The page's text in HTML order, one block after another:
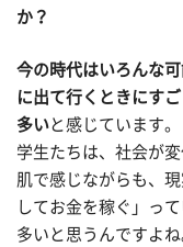
か？
今の時代はいろんな
に出て行くときにす
多いと感じています。
学生たちは、社会が
肌で感じながらも、
してお金を稼ぐ」っ
多いと思うんですよ